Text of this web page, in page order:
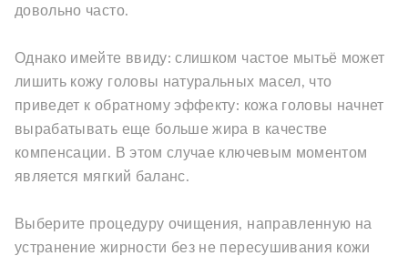
довольно часто.
Однако имейте ввиду: слишком частое мытьё может
лишить кожу головы натуральных масел, что
приведет к обратному эффекту: кожа головы начнет
вырабатывать еще больше жира в качестве
компенсации. В этом случае ключевым моментом
является мягкий баланс.
Выберите процедуру очищения, направленную на
устранение жирности без не пересушивания кожи